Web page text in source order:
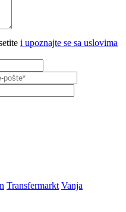
i upoznajte se sa uslovima
Transfermarkt Vanja